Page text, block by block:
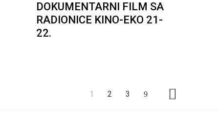
DOKUMENTARNI FILM SA
RADIONICE KINO-EKO 21-
22.
1 2 3